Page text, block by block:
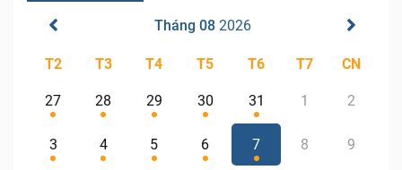
Tháng 08 2026
T2 T3 T4 T5 T6 T7 CN
27 28 29 30 31 1 2
3 4 5 6 7 8 9